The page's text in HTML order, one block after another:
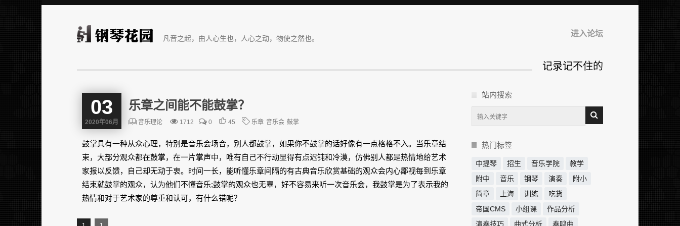
凡音之起，由人心生也，人心之动，物使之然也。
进入论坛
记录记不住的
03
2020年06月
乐章之间能不能鼓掌？
音乐理论 1712 0 45 乐章 音乐会 鼓掌
鼓掌具有一种从众心理，特别是音乐会场合，别人都鼓掌，如果你不鼓掌的话好像有一点格格不入。当乐章结
束，大部分观众都在鼓掌，在一片掌声中，唯有自己不行动显得有点迟钝和冷漠，仿佛别人都是热情地给艺术
家报以反馈，自己却无动于衷。时间一长，能听懂乐章间隔的有古典音乐欣赏基础的观众会内心鄙视每到乐章
结束就鼓掌的观众，认为他们不懂音乐;鼓掌的观众也无辜，好不容易来听一次音乐会，我鼓掌是为了表示我的
热情和对于艺术家的尊重和认可，有什么错呢？
站内搜索
热门标签
中提琴 招生 音乐学院
教学
附中
音乐 钢琴 演奏
附小
简章
上海 训练
吃货
帝国CMS
小组课
作品分析
演奏技巧
曲式分析 奏鸣曲